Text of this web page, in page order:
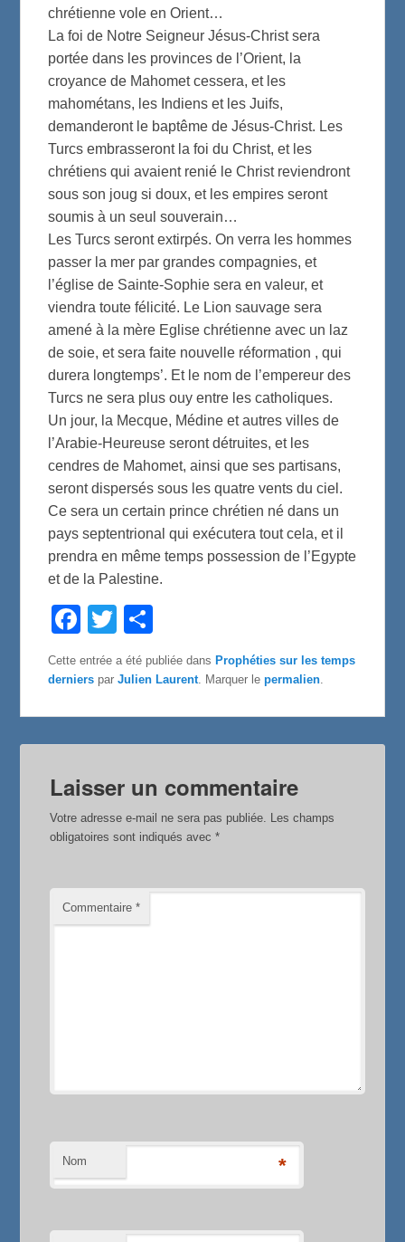
chrétienne vole en Orient…
La foi de Notre Seigneur Jésus-Christ sera
portée dans les provinces de l’Orient, la
croyance de Mahomet cessera, et les
mahométans, les Indiens et les Juifs,
demanderont le baptême de Jésus-Christ. Les
Turcs embrasseront la foi du Christ, et les
chrétiens qui avaient renié le Christ reviendront
sous son joug si doux, et les empires seront
soumis à un seul souverain…
Les Turcs seront extirpés. On verra les hommes
passer la mer par grandes compagnies, et
l’église de Sainte-Sophie sera en valeur, et
viendra toute félicité. Le Lion sauvage sera
amené à la mère Eglise chrétienne avec un laz
de soie, et sera faite nouvelle réformation , qui
durera longtemps’. Et le nom de l’empereur des
Turcs ne sera plus ouy entre les catholiques.
Un jour, la Mecque, Médine et autres villes de
l’Arabie-Heureuse seront détruites, et les
cendres de Mahomet, ainsi que ses partisans,
seront dispersés sous les quatre vents du ciel.
Ce sera un certain prince chrétien né dans un
pays septentrional qui exécutera tout cela, et il
prendra en même temps possession de l’Egypte
et de la Palestine.
F
e
b
o
k
T
t
t
e
t
a
g
r
Cette entrée a été publiée dans Prophéties sur les temps
derniers parJulien Laurent. Marquer lepermalien.
Laisser un commentaire
Votre adresse e-mail ne sera pas publiée. Les champs
obligatoires sont indiqués avec*
Commentaire*
Nom *